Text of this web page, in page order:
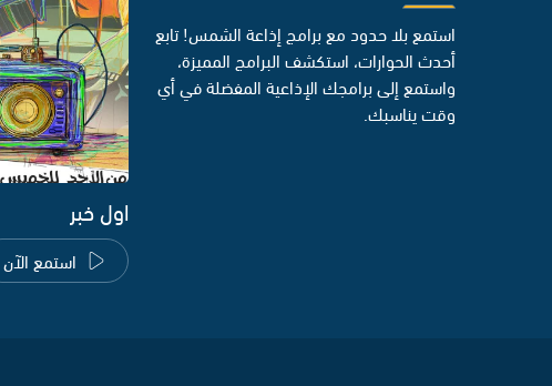
استمع بلا حدود مع برامج إذاعة الشمس! تابع
أحدث الحوارات، استكشف البرامج المميزة،
واستمع إلى برامجك الإذاعية المفضلة في أي
وقت يناسبك.
اول خبر
استمع الآن